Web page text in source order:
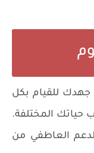
للقيام بكل
المختلفة.
العاطفي من